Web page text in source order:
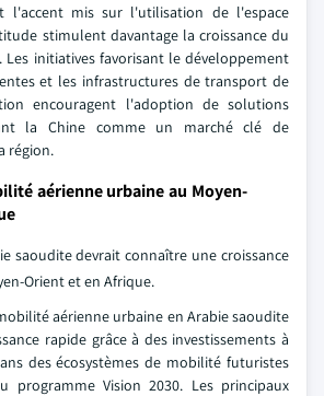
l'accent mis sur l'utilisation de l'espace
stimulent davantage la croissance du
Les initiatives favorisant le développement
et les infrastructures de transport de
encouragent l'adoption de solutions
la Chine comme un marché clé de
région.
aérienne urbaine au Moyen-
saoudite devrait connaître une croissance
Orient et en Afrique.
aérienne urbaine en Arabie saoudite
rapide grâce à des investissements à
des écosystèmes de mobilité futuristes
programme Vision 2030. Les principaux